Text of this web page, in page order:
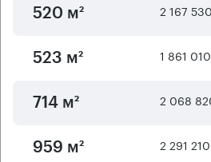
520 м² 2 167
523 м² 1 861
714 м² 2 068
959 м² 2 291